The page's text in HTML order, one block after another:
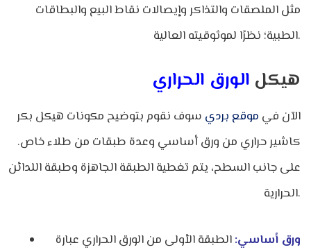
مثل الملصقات والتذاكر وإيصالات نقاط البيع والبطاقات
الطبية؛ نظرًا لموثوقيته العالية.
هيكل الورق الحراري
الآن في موقع بردي سوف نقوم بتوضيح مكونات هيكل بكر
كاشير حراري من ورق أساسي وعدة طبقات من طلاء خاص.
على جانب السطح، يتم تغطية الطبقة الجاهزة وطبقة اللدائن
الحرارية.
ورق أساسي:الطبقة الأولى من الورق الحراري عبارة